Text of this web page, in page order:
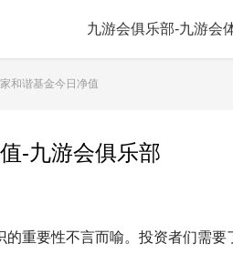
九游会俱乐部-九游会
和谐基金今日净值
-九游会俱乐部
的重要性不言而喻。投资者们需